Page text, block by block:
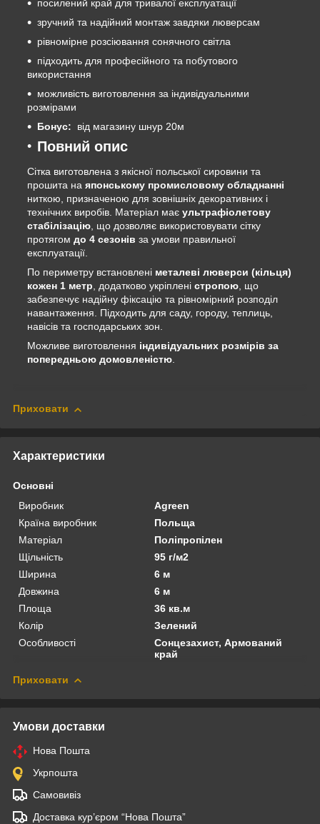
посилений край для тривалої експлуатації
зручний та надійний монтаж завдяки люверсам
рівномірне розсіювання сонячного світла
підходить для професійного та побутового
використання
можливість виготовлення за індивідуальними
розмірами
Бонус:
від магазину шнур 20м
Повний опис
Сітка виготовлена з якісної польської сировини та
прошита на японському промисловому обладнанні
ниткою, призначеною для зовнішніх декоративних і
технічних виробів. Матеріал має ультрафіолетову
стабілізацію, що дозволяє використовувати сітку
протягом до 4 сезонів за умови правильної
експлуатації.
По периметру встановлені металеві люверси (кільця)
кожен 1 метр, додатково укріплені стропою, що
забезпечує надійну фіксацію та рівномірний розподіл
навантаження. Підходить для саду, городу, теплиць,
навісів та господарських зон.
Можливе виготовлення індивідуальних розмірів за
попередньою домовленістю.
Приховати
Характеристики
Основні
Виробник
Agreen
Країна виробник
Польща
Матеріал
Поліпропілен
Щільність
95 г/м2
Ширина
6 м
Довжина
6 м
Площа
36 кв.м
Колір
Зелений
Особливості
Сонцезахист, Армований
край
Приховати
Умови доставки
Нова Пошта
Укрпошта
Самовивіз
Доставка кур’єром “Нова Пошта”